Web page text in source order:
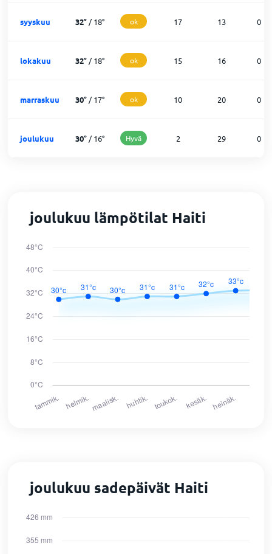
syyskuu 32° /18° ok 17 13 0
lokakuu 32° /18° ok 15 16 0
marraskuu 30° /17° ok 10 20 0
joulukuu 30° /16° Hyvä 2 29 0
joulukuu lämpötilat Haiti
joulukuu sadepäivät Haiti